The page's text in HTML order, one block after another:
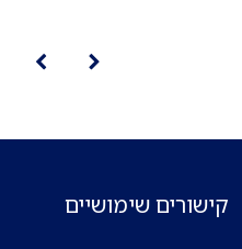
קישורים שימושיים